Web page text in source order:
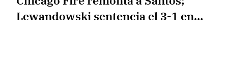
Lewandowski sentencia el 3-1 en